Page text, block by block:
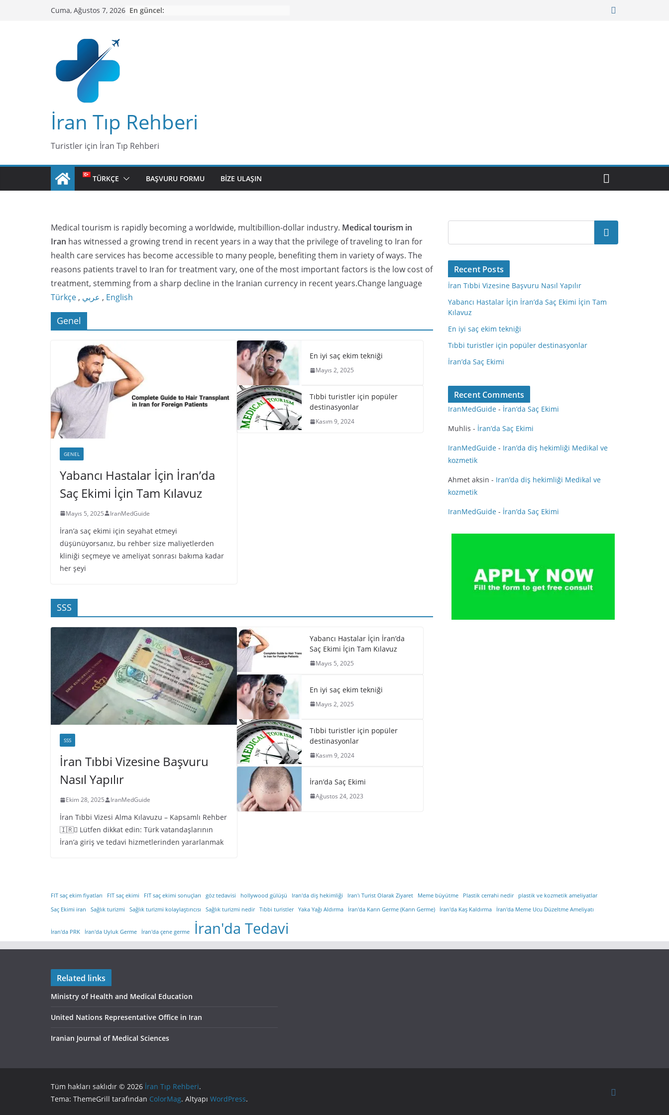
Cuma, Ağustos 7, 2026 En güncel:
İran Tıp Rehberi
Turistler için İran Tıp Rehberi
TÜRKÇE BAŞVURU FORMU BIZE ULAŞIN
Medical tourism is rapidly becoming a worldwide, multibillion-dollar industry. Medical tourism in
Iran has witnessed a growing trend in recent years in a way that the privilege of traveling to Iran for
health care services has become accessible to many people, benefiting them in variety of ways. The
reasons patients travel to Iran for treatment vary, one of the most important factors is the low cost of
treatment, stemming from a sharp decline in the Iranian currency in recent years.Change language
Türkçe , عربي , English
Genel
GENEL
Yabancı Hastalar İçin İran’da
Saç Ekimi İçin Tam Kılavuz
Mayıs 5, 2025 IranMedGuide
İran’a saç ekimi için seyahat etmeyi
düşünüyorsanız, bu rehber size maliyetlerden
kliniği seçmeye ve ameliyat sonrası bakıma kadar
her şeyi
En iyi saç ekim tekniği
Mayıs 2, 2025
Tıbbi turistler için popüler
destinasyonlar
Kasım 9, 2024
SSS
SSS
İran Tıbbi Vizesine Başvuru
Nasıl Yapılır
Ekim 28, 2025 IranMedGuide
İran Tıbbi Vizesi Alma Kılavuzu – Kapsamlı Rehber
🇮🇷 َLütfen dikkat edin: Türk vatandaşlarının
İran’a giriş ve tedavi hizmetlerinden yararlanmak
Yabancı Hastalar İçin İran’da
Saç Ekimi İçin Tam Kılavuz
Mayıs 5, 2025
En iyi saç ekim tekniği
Mayıs 2, 2025
Tıbbi turistler için popüler
destinasyonlar
Kasım 9, 2024
İran’da Saç Ekimi
Ağustos 24, 2023
Ara
Recent Posts
İran Tıbbi Vizesine Başvuru Nasıl Yapılır
Yabancı Hastalar İçin İran’da Saç Ekimi İçin Tam
Kılavuz
En iyi saç ekim tekniği
Tıbbi turistler için popüler destinasyonlar
İran’da Saç Ekimi
Recent Comments
IranMedGuide - İran’da Saç Ekimi
Muhlis - İran’da Saç Ekimi
IranMedGuide - Iran’da diş hekimliği Medikal ve
kozmetik
Ahmet aksin - Iran’da diş hekimliği Medikal ve
kozmetik
IranMedGuide - İran’da Saç Ekimi
FIT saç ekim fiyatları FIT saç ekimi FIT saç ekimi sonuçları göz tedavisi hollywood gülüşü Iran'da diş hekimliği Iran'ı Turist Olarak Ziyaret Meme büyütme Plastik cerrahi nedir
plastik ve kozmetik ameliyatlar
Saç Ekimi iran
Sağlık turizmi Sağlık turizmi kolaylaştırıcısı Sağlık turizmi nedir Tıbbi turistler Yaka Yağı Aldırma İran'da Karın Germe (Karın Germe) İran'da Kaş Kaldırma İran'da Meme Ucu Düzeltme Ameliyatı
İran'da PRK İran'da Uyluk Germe İran'da çene germe İran'da Tedavi
Related links
Ministry of Health and Medical Education
United Nations Representative Office in Iran
Iranian Journal of Medical Sciences
Tüm hakları saklıdır © 2026 İran Tıp Rehberi.
Tema: ThemeGrill tarafından ColorMag. Altyapı WordPress.